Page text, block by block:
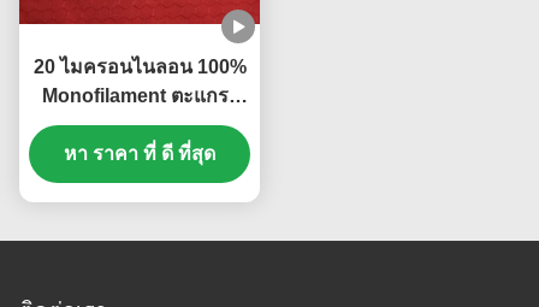
20 ไมครอนไนลอน 100%
Monofilament ตะแกรง
ตาข่ายตาข่ายกว้าง 2.2
เมตร
หา ราคา ที่ ดี ที่สุด